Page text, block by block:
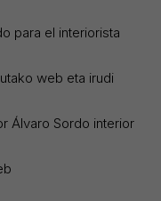
para el interiorista
web eta irudi
Álvaro Sordo interior